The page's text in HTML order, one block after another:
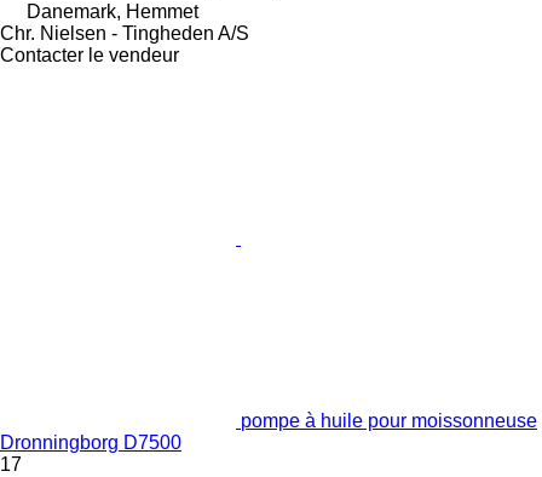
Danemark, Hemmet
Chr. Nielsen - Tingheden A/S
Contacter le vendeur
pompe à huile pour moissonneuse
Dronningborg D7500
17